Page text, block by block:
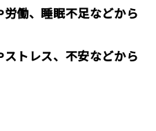
働、睡眠不足などから
トレス、不安などから